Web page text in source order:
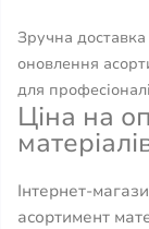
Зручна доставка
оновлення
для
Ціна на
Інтернет-
асортимент